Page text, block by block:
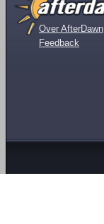
Over AfterDawn
Feedback